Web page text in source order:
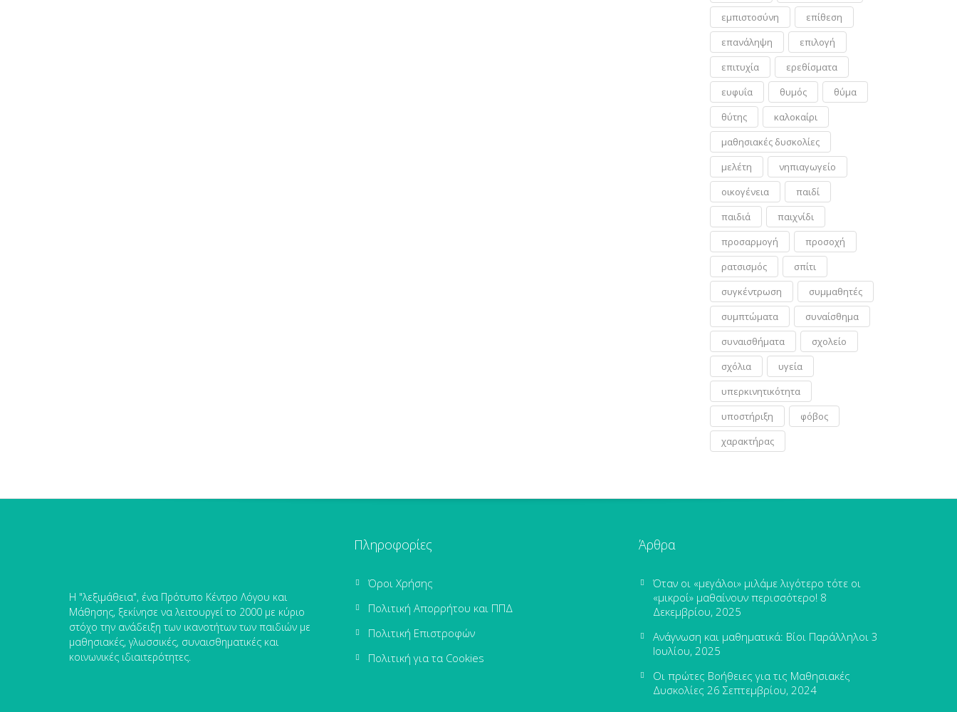
εμπιστοσύνη
επίθεση
επανάληψη
επιλογή
επιτυχία
ερεθίσματα
ευφυΐα
θυμός
θύμα
θύτης
καλοκαίρι
μαθησιακές δυσκολίες
μελέτη
νηπιαγωγείο
οικογένεια
παιδί
παιδιά
παιχνίδι
προσαρμογή
προσοχή
ρατσισμός
σπίτι
συγκέντρωση
συμμαθητές
συμπτώματα
συναίσθημα
συναισθήματα
σχολείο
σχόλια
υγεία
υπερκινητικότητα
υποστήριξη
φόβος
χαρακτήρας
Η "λεξιμάθεια", ένα Πρότυπο Κέντρο Λόγου και
Μάθησης, ξεκίνησε να λειτουργεί το 2000 με κύριο
στόχο την ανάδειξη των ικανοτήτων των παιδιών με
μαθησιακές, γλωσσικές, συναισθηματικές και
κοινωνικές ιδιαιτερότητες.
Πληροφορίες
Όροι Χρήσης
Πολιτική Απορρήτου και ΠΠΔ
Πολιτική Επιστροφών
Πολιτική για τα Cookies
Άρθρα
Όταν οι «μεγάλοι» μιλάμε λιγότερο τότε οι
«μικροί» μαθαίνουν περισσότερο! 8
Δεκεμβρίου, 2025
Ανάγνωση και μαθηματικά: Βίοι Παράλληλοι 3
Ιουλίου, 2025
Οι πρώτες Βοήθειες για τις Μαθησιακές
Δυσκολίες 26 Σεπτεμβρίου, 2024